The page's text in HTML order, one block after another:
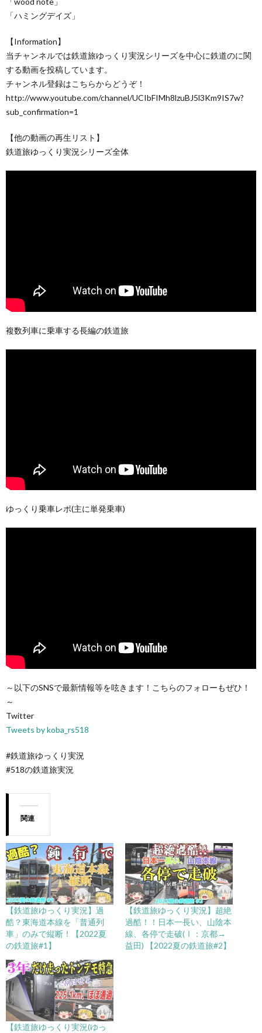
「ハミングデイズ」
【Information】
当チャンネルでは鉄道旅ゆっくり実況シリーズを中心に鉄道のに関
する動画を投稿しています。
チャンネル登録はこちらからどうぞ！
http://www.youtube.com/channel/UCIbFIMh8lzuBJ5l3Km9IS7w?
sub_confirmation=1
【他の動画の再生リスト】
鉄道旅ゆっくり実況シリーズ全体
複数列車に乗車する長編の鉄道旅
ゆっくり乗車レポ(主に単発乗車)
～以下のSNSで最新情報等を呟きます！こちらのフォローもぜひ！
～
Twitter
Tweets by koba_rs518
#鉄道旅ゆっくり実況
#518の鉄道旅実況
関連
【鉄道旅ゆっくり実況】過
酷？東海道本線を「普通列
車」のみで縦断！【2022夏
の鉄道旅#1】
【鉄道旅ゆっくり実況】超絶
過酷！！日本一長い、山陰本
線、各停で走破(Ⅰ：京都→
益田) 【2022夏の鉄道旅#2】
【鉄道旅ゆっくり実況(ゆっ